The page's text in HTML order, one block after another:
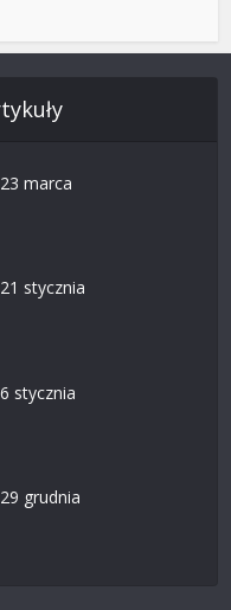
marca
stycznia
stycznia
grudnia